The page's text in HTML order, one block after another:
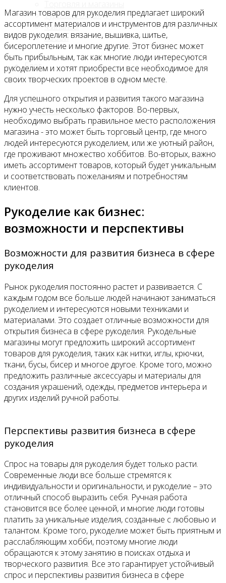
Туризм и отдых
Финансы
Хобби
Блог
Контакты
Магазин товаров для рукоделия предлагает широкий
ассортимент материалов и инструментов для различных
видов рукоделия: вязание, вышивка, шитье,
бисероплетение и многие другие. Этот бизнес может
быть прибыльным, так как многие люди интересуются
рукоделием и хотят приобрести все необходимое для
своих творческих проектов в одном месте.
Для успешного открытия и развития такого магазина
нужно учесть несколько факторов. Во-первых,
необходимо выбрать правильное место расположения
магазина - это может быть торговый центр, где много
людей интересуются рукоделием, или же уютный район,
где проживают множество хоббитов. Во-вторых, важно
иметь ассортимент товаров, который будет уникальным
и соответствовать пожеланиям и потребностям
клиентов.
Рукоделие как бизнес:
возможности и перспективы
Возможности для развития бизнеса в сфере
рукоделия
Рынок рукоделия постоянно растет и развивается. С
каждым годом все больше людей начинают заниматься
рукоделием и интересуются новыми техниками и
материалами. Это создает отличные возможности для
открытия бизнеса в сфере рукоделия. Рукодельные
магазины могут предложить широкий ассортимент
товаров для рукоделия, таких как нитки, иглы, крючки,
ткани, бусы, бисер и многое другое. Кроме того, можно
предложить различные аксессуары и материалы для
создания украшений, одежды, предметов интерьера и
других изделий ручной работы.
Перспективы развития бизнеса в сфере
рукоделия
Спрос на товары для рукоделия будет только расти.
Современные люди все больше стремятся к
индивидуальности и оригинальности, и рукоделие – это
отличный способ выразить себя. Ручная работа
становится все более ценной, и многие люди готовы
платить за уникальные изделия, созданные с любовью и
талантом. Кроме того, рукоделие может быть приятным и
расслабляющим хобби, поэтому многие люди
обращаются к этому занятию в поисках отдыха и
творческого развития. Все это гарантирует устойчивый
спрос и перспективы развития бизнеса в сфере